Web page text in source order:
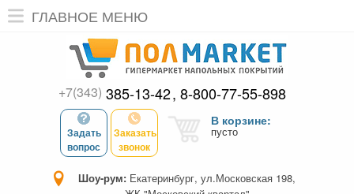
ГЛАВНОЕ МЕНЮ
+7(343) 385-13-42 8-800-77-55-898
Задать
вопрос
Заказать
звонок
В корзине:
пусто
Шоу-рум: Екатеринбург, ул.Московская 198,